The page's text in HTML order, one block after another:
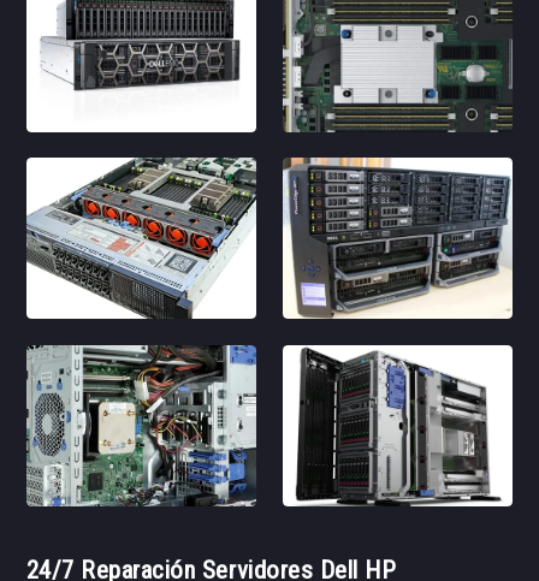
24/7 Reparación Servidores Dell HP